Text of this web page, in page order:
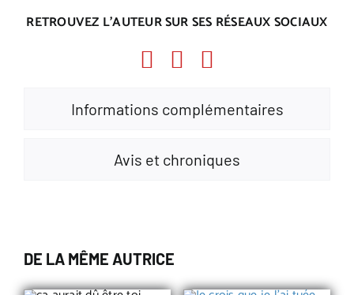
RETROUVEZ L’AUTEUR SUR SES RÉSEAUX SOCIAUX
Informations complémentaires
Avis et chroniques
DE LA MÊME AUTRICE